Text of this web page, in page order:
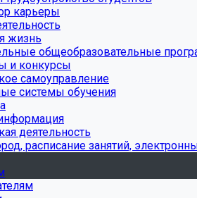
карьеры
жизнь
общеобразовательные
и конкурсы
самоуправление
системы обучения
деятельность
расписание занятий,